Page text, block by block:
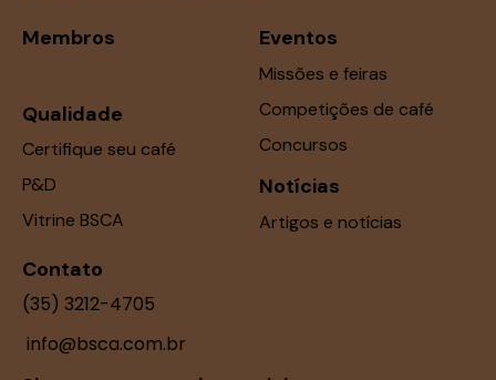
Membros
Qualidade
Certifique seu café
P&D
Vitrine BSCA
Eventos
Missões e feiras
Competições de café
Concursos
Notícias
Artigos e notícias
Contato
(35) 3212-4705
info@bsca.com.br